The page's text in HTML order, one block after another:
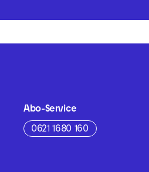
Abo-Service
0621 1680 160